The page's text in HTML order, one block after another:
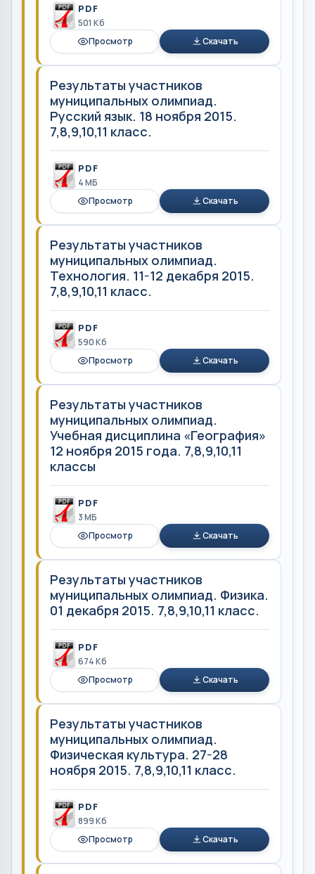
PDF
501 Кб
Просмотр
Скачать
Результаты участников
муниципальных олимпиад.
Русский язык. 18 ноября 2015.
7,8,9,10,11 класс.
PDF
4 MБ
Просмотр
Скачать
Результаты участников
муниципальных олимпиад.
Технология. 11-12 декабря 2015.
7,8,9,10,11 класс.
PDF
590 Кб
Просмотр
Скачать
Результаты участников
муниципальных олимпиад.
Учебная дисциплина «География»
12 ноября 2015 года. 7,8,9,10,11
классы
PDF
3 MБ
Просмотр
Скачать
Результаты участников
муниципальных олимпиад. Физика.
01 декабря 2015. 7,8,9,10,11 класс.
PDF
674 Кб
Просмотр
Скачать
Результаты участников
муниципальных олимпиад.
Физическая культура. 27-28
ноября 2015. 7,8,9,10,11 класс.
PDF
899 Кб
Просмотр
Скачать